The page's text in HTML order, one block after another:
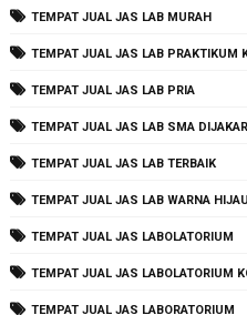
TEMPAT JUAL JAS LAB MURAH
TEMPAT JUAL JAS LAB PRAKTIKUM
TEMPAT JUAL JAS LAB PRIA
TEMPAT JUAL JAS LAB SMA
TEMPAT JUAL JAS LAB TERBAIK
TEMPAT JUAL JAS LAB WARNA HIJAU
TEMPAT JUAL JAS LABOLATORIUM
TEMPAT JUAL JAS LABOLATORIUM
TEMPAT JUAL JAS LABORATORIUM